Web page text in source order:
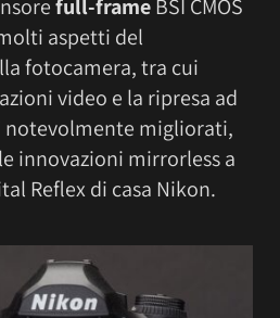
full-frameBSI CMOS
aspetti del
fotocamera, tra cui
video e la ripresa ad
migliorati,
innovazioni mirrorless a
Reflex di casa Nikon.